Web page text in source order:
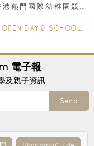
熱門國際幼稚園競
OPEN DAY & SCHOOL EVENTS
電子報
及親子資訊
Send